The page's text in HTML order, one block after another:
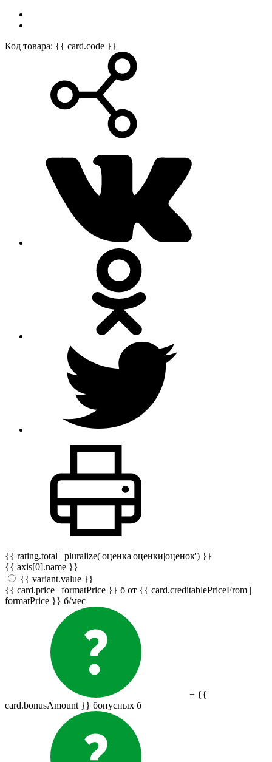
Код товара: {{ card.code }}
{{ rating.total | pluralize('оценка|оценки|оценок') }}
{{ axis[0].name }}
{{ variant.value }}
{{ card.price | formatPrice }} б от {{ card.creditablePriceFrom |
formatPrice }} б/мес
+ {{
card.bonusAmount }} бонусных б